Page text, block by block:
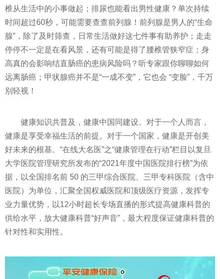
椎从生活中的小事做起；排尿也能看出男性健康？单次持续
时间超过60秒，可能需要查查前列腺！前列腺是男人的“生命
腺”，除了及时筛查，日常生活做好这七件事有助养护；走走
停停不一定是在看风景，还有可能是得了腰椎管狭窄症；身
高真的会影响结直肠癌的患病风险吗？听专家跟你聊聊如何
远离肠癌；甲状腺癌并不是“一成不变”，它也会 “变脸”，千万
别轻视！
健康知识共普及，健康中国同建设。对于一个人而言，
健康是享受幸福生活的前提。对于一个国家 ，健康是开创美
好未来的根基。“在线大名医”之“健康管理在行动”栏目以复旦
大学医院管理研究所发布的“2021年度中国医院排行榜”为依
据，以全国排名前 50 的三甲综合医院、三甲专科医院（含中
医院）为单位，汇聚全国权威医院和顶级医疗资源，发挥专
业力量优势，以12小时超长专场直播的形式提高健康科普的
供给水平 ，放大健康科普“好声音”，最大程度保证健康科普的
针对性和实用性。